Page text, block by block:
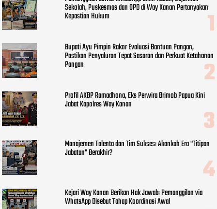
Sekolah, Puskesmas dan OPD di Way Kanan Pertanyakan
Kepastian Hukum
Bupati Ayu Pimpin Rakor Evaluasi Bantuan Pangan,
Pastikan Penyaluran Tepat Sasaran dan Perkuat Ketahanan
Pangan
Profil AKBP Ramadhona, Eks Perwira Brimob Papua Kini
Jabat Kapolres Way Kanan
Manajemen Talenta dan Tim Sukses: Akankah Era "Titipan
Jabatan" Berakhir?
Kejari Way Kanan Berikan Hak Jawab: Pemanggilan via
WhatsApp Disebut Tahap Koordinasi Awal